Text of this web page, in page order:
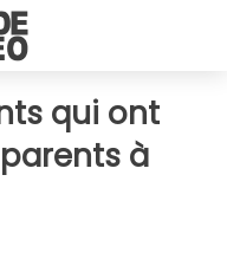
qui ont
à